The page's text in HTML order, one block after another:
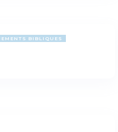
BIBLIQUES